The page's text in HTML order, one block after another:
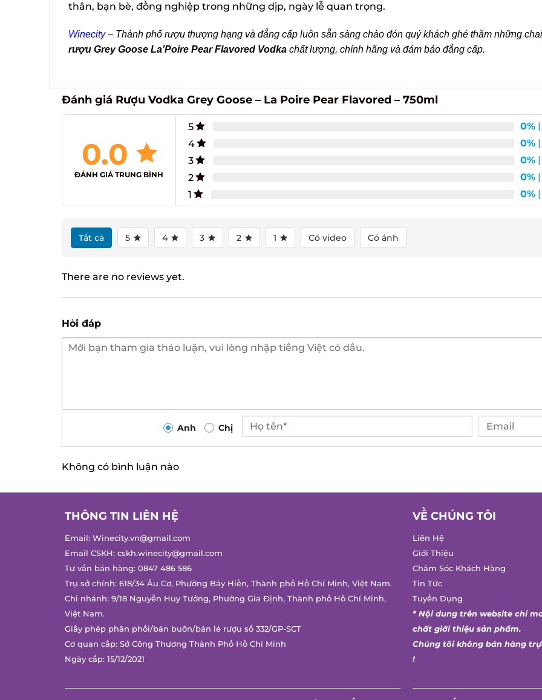
thân, bạn bè, đồng nghiệp trong những dịp, ngày lễ quan trọng.
Winecity– Thành phố rượu thượng hạng và đẳng cấp luôn sẵn sàng chào đón quý khách ghé thăm những chai
rượu Grey Goose La’Poire Pear Flavored Vodkachất lượng, chính hãng và đảm bảo đẳng cấp.
Đánh giá Rượu Vodka Grey Goose – La Poire Pear Flavored – 750ml
0.0
ĐÁNH GIÁ TRUNG BÌNH
5 0%|
4
0%|
3
0%|
2
0%|
0%|
Tất cả 5 4 3 2 1 Có video Có ảnh
There are no reviews yet.
Hỏi đáp
Anh Chị
Không có bình luận nào
THÔNG TIN LIÊN HỆ
Email:Winecity.vn@gmail.com
Email CSKH:cskh.winecity@gmail.com
Tư vấn bán hàng:0847 486 586
Trụ sở chính: 618/34 Âu Cơ, Phường Bảy Hiền, Thành phố Hồ Chí Minh, Việt Nam.
Chi nhánh: 9/18 Nguyễn Huy Tưởng, Phường Gia Định, Thành phố Hồ Chí Minh,
Việt Nam.
Giấy phép phân phối/bán buôn/bán lẻ rượu số 332/GP-SCT
Cơ quan cấp: Sở Công Thương Thành Phố Hồ Chí Minh
Ngày cấp: 15/12/2021
VỀ CHÚNG TÔI
Liên Hệ
Giới Thiệu
Chăm Sóc Khách Hàng
Tin Tức
Tuyển Dụng
* Nội dung trên website chỉ
chất giới thiệu sản phẩm.
Chúng tôi không bán hàng